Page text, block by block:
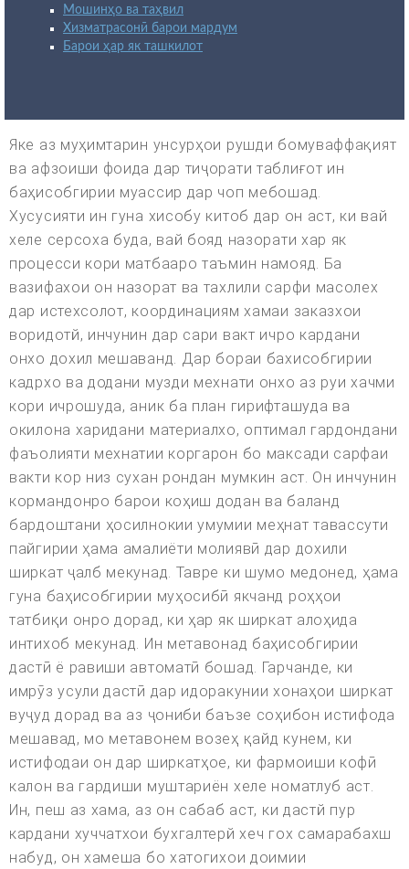
Мошинҳо ва таҳвил
Хизматрасонӣ барои мардум
Барои ҳар як ташкилот
Яке аз муҳимтарин унсурҳои рушди бомуваффақият
ва афзоиши фоида дар тиҷорати таблиғот ин
баҳисобгирии муассир дар чоп мебошад.
Хусусияти ин гуна хисобу китоб дар он аст, ки вай
хеле серсоха буда, вай бояд назорати хар як
процесси кори матбааро таъмин намояд. Ба
вазифахои он назорат ва тахлили сарфи масолех
дар истехсолот, координациям хамаи заказхои
воридотй, инчунин дар сари вакт ичро кардани
онхо дохил мешаванд. Дар бораи бахисобгирии
кадрхо ва додани музди мехнати онхо аз руи хачми
кори ичрошуда, аник ба план гирифташуда ва
окилона харидани материалхо, оптимал гардондани
фаъолияти мехнатии коргарон бо максади сарфаи
вакти кор низ сухан рондан мумкин аст. Он инчунин
кормандонро барои коҳиш додан ва баланд
бардоштани ҳосилнокии умумии меҳнат тавассути
пайгирии ҳама амалиёти молиявӣ дар дохили
ширкат ҷалб мекунад. Тавре ки шумо медонед, ҳама
гуна баҳисобгирии муҳосибӣ якчанд роҳҳои
татбиқи онро дорад, ки ҳар як ширкат алоҳида
интихоб мекунад. Ин метавонад баҳисобгирии
дастӣ ё равиши автоматӣ бошад. Гарчанде, ки
имрӯз усули дастӣ дар идоракунии хонаҳои ширкат
вуҷуд дорад ва аз ҷониби баъзе соҳибон истифода
мешавад, мо метавонем возеҳ қайд кунем, ки
истифодаи он дар ширкатҳое, ки фармоиши кофӣ
калон ва гардиши муштариён хеле номатлуб аст.
Ин, пеш аз хама, аз он сабаб аст, ки дастй пур
кардани хуччатхои бухгалтерй хеч гох самарабахш
набуд, он хамеша бо хатогихои доимии